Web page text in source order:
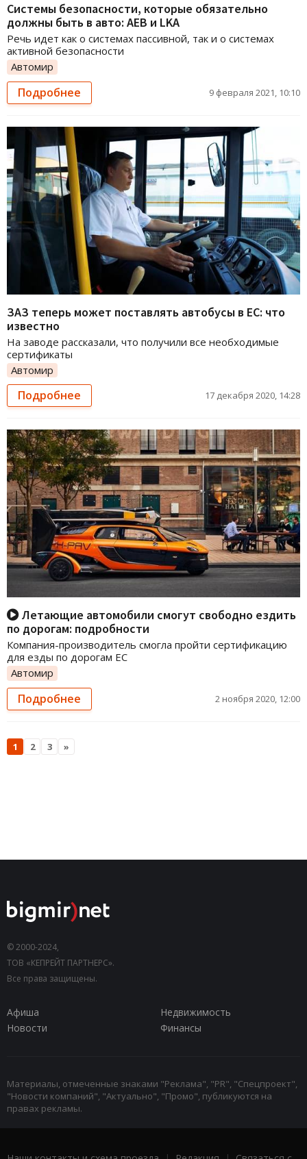
Системы безопасности, которые обязательно
должны быть в авто: AEB и LKA
Речь идет как о системах пассивной, так и о системах
активной безопасности
Автомир
Подробнее 9 февраля 2021, 10:10
ЗАЗ теперь может поставлять автобусы в ЕС: что
известно
На заводе рассказали, что получили все необходимые
сертификаты
Автомир
Подробнее 17 декабря 2020, 14:28
Летающие автомобили смогут свободно ездить
по дорогам: подробности
Компания-производитель смогла пройти сертификацию
для езды по дорогам ЕС
Автомир
Подробнее 2 ноября 2020, 12:00
1 2 3 »
© 2000-2024,
ТОВ «КЕПРЕЙТ ПАРТНЕРС».
Все права защищены.
Афиша
Недвижимость
Новости
Финансы
Материалы, отмеченные знаками "Реклама", "PR", "Спецпроект",
"Новости компаний", "Актуально", "Промо", публикуются на
правах рекламы.